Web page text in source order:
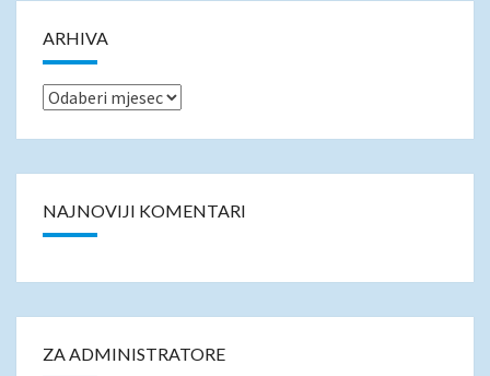
ARHIVA
Arhiva
NAJNOVIJI KOMENTARI
ZA ADMINISTRATORE